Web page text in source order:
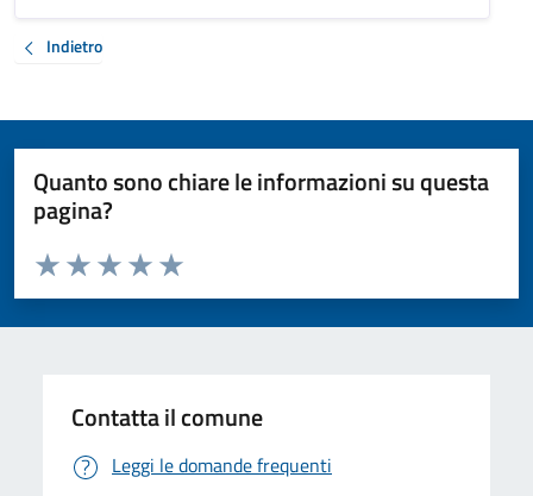
Indietro
Quanto sono chiare le informazioni su questa
pagina?
Valuta da 1 a 5 stelle la pagina
Valuta 5 stelle su 5
Valuta 4 stelle su 5
Valuta 3 stelle su 5
Valuta 2 stelle su 5
Valuta 1 stelle su 5
Contatta il comune
Leggi le domande frequenti